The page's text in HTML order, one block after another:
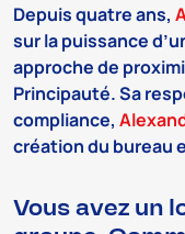
Depuis quatre ans,
sur la puissance
approche de
Principauté. Sa
compliance,
création du bureau
Vous avez un